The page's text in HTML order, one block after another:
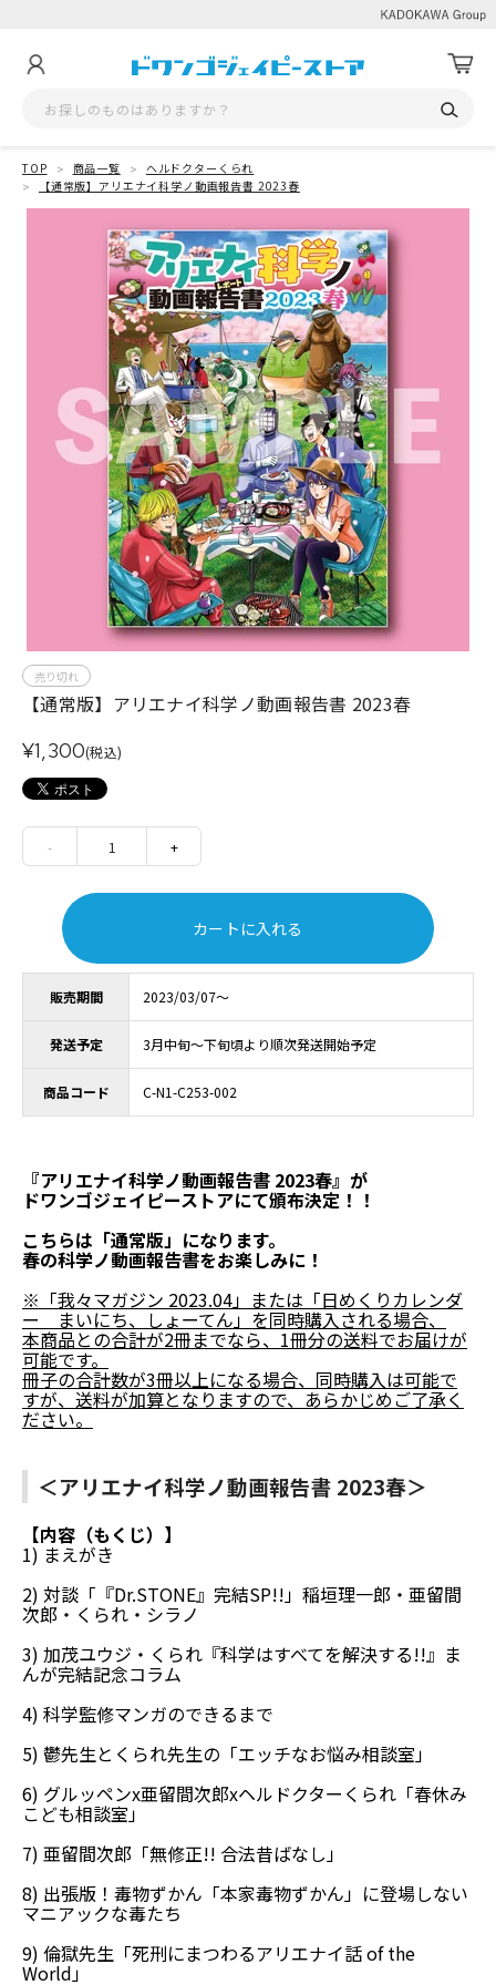
TOP 商品一覧
ヘルドクターくられ
【通常版】アリエナイ科学ノ動画報告書 2023春
販売期間 2023/03/07～
発送予定 3月中旬～下旬頃より順次発送開始予定
商品コード C-N1-C253-002
売り切れ
【通常版】アリエナイ科学ノ動画報告書 2023春
¥1,300(税込)
- 1 +
カートに入れる
『アリエナイ科学ノ動画報告書 2023春』が
ドワンゴジェイピーストアにて頒布決定！！
こちらは「通常版」になります。
春の科学ノ動画報告書をお楽しみに！
※「我々マガジン 2023.04」または「日めくりカレンダ
ー まいにち、しょーてん」を同時購入される場合、
本商品との合計が2冊までなら、1冊分の送料でお届けが
可能です。
冊子の合計数が3冊以上になる場合、同時購入は可能で
すが、送料が加算となりますので、あらかじめご了承く
ださい。
＜アリエナイ科学ノ動画報告書 2023春＞
【内容（もくじ）】
1) まえがき
2) 対談「『Dr.STONE』完結SP!!」稲垣理一郎・亜留間
次郎・くられ・シラノ
3) 加茂ユウジ・くられ『科学はすべてを解決する!!』ま
んが完結記念コラム
4) 科学監修マンガのできるまで
5) 鬱先生とくられ先生の「エッチなお悩み相談室」
6) グルッペンx亜留間次郎xヘルドクターくられ「春休み
こども相談室」
7) 亜留間次郎「無修正!! 合法昔ばなし」
8) 出張版！毒物ずかん「本家毒物ずかん」に登場しない
マニアックな毒たち
9) 倫獄先生「死刑にまつわるアリエナイ話 of the
World」